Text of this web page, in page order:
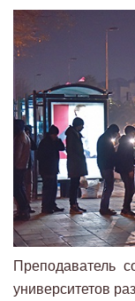
Преподаватель
университетов